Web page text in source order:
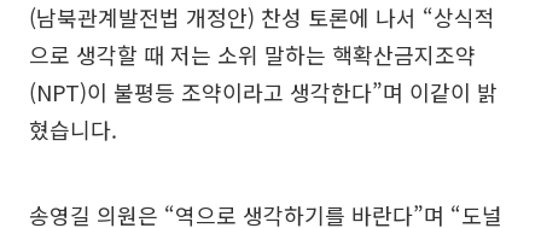
(남북관계발전법 개정안) 찬성 토론에 나서 “상식적
으로 생각할 때 저는 소위 말하는 핵확산금지조약
(NPT)이 불평등 조약이라고 생각한다”며 이같이 밝
혔습니다.
송영길 의원은 “역으로 생각하기를 바란다”며 “도널